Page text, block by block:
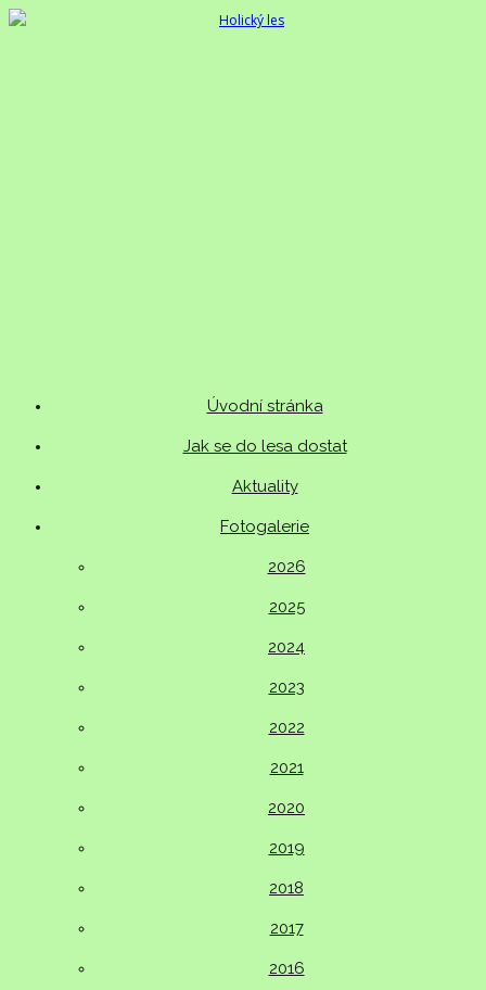
Úvodní stránka
Jak se do lesa dostat
Aktuality
Fotogalerie
2026
2025
2024
2023
2022
2021
2020
2019
2018
2017
2016